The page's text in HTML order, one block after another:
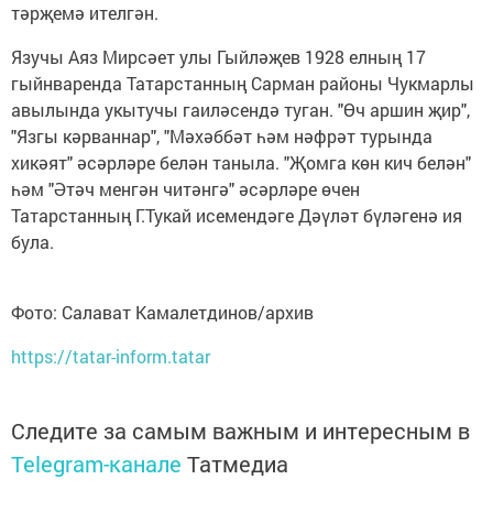
тәрҗемә ителгән.
Язучы Аяз Мирсәет улы Гыйләҗев 1928 елның 17
гыйнваренда Татарстанның Сарман районы Чукмарлы
авылында укытучы гаиләсендә туган. "Өч аршин җир",
"Язгы кәрваннар", "Мәхәббәт һәм нәфрәт турында
хикәят" әсәрләре белән таныла. "Җомга көн кич белән"
һәм "Әтәч менгән читәнгә" әсәрләре өчен
Татарстанның Г.Тукай исемендәге Дәүләт бүләгенә ия
була.
Фото: Салават Камалетдинов/архив
https://tatar-inform.tatar
Следите за самым важным и интересным в
Telegram-канале Татмедиа